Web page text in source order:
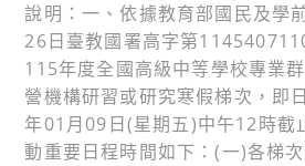
說明：一、依據教育部國民及學
26日臺教國署高字第
115年度全國高級中等學校專業
營機構研習或研究寒假梯次，即
年01月09日(星期五)中午12時截
動重要日程時間如下：(一)各梯